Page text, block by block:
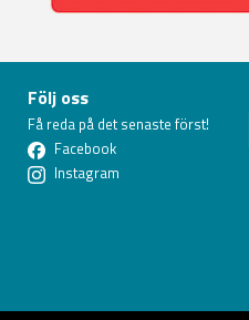
Följ oss
Få reda på det senaste först!
Facebook
Instagram